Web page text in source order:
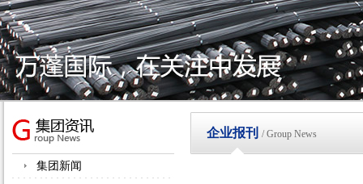
集团新闻
企业报刊 / Group News